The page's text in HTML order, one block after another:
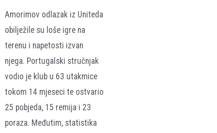
Amorimov odlazak iz Uniteda
obilježile su loše igre na
terenu i napetosti izvan
njega. Portugalski stručnjak
vodio je klub u 63 utakmice
tokom 14 mjeseci te ostvario
25 pobjeda, 15 remija i 23
poraza. Međutim, statistika